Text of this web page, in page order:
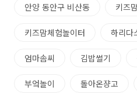
안양 동안구 비산동 키즈
키즈맘체험놀이터 하리다
엄마솜씨 김밥썰기
부엌놀이 돌아온쟝고